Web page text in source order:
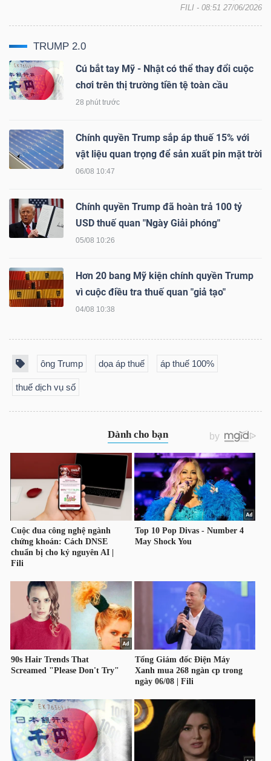
FILI - 08:51 27/06/2026
TRUMP 2.0
Cú bắt tay Mỹ - Nhật có thể thay đổi cuộc
chơi trên thị trường tiền tệ toàn cầu
28 phút trước
Chính quyền Trump sắp áp thuế 15% với
vật liệu quan trọng để sản xuất pin mặt trời
06/08 10:47
Chính quyền Trump đã hoàn trả 100 tỷ
USD thuế quan "Ngày Giải phóng"
05/08 10:26
Hơn 20 bang Mỹ kiện chính quyền Trump
vì cuộc điều tra thuế quan "giả tạo"
04/08 10:38
ông Trump dọa áp thuế áp thuế 100%
thuế dịch vụ số
CÔNG
CỤ
ĐẦU
DỮ
LIỆU
(-)
VS-
NGUYÊN
VẬT
LIỆU
CÔNG
NGHIỆP
TIÊU
DÙNG
KHÔNG
THIẾT